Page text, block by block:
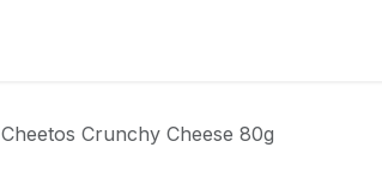
Cheetos Crunchy Cheese 80g